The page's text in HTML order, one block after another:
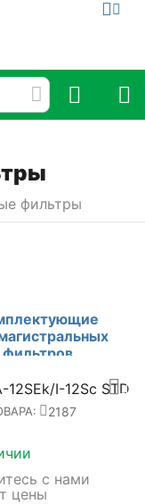
фильтры
фильтров
A-12SEk/I-12Sc STD
2187
с нами
цены